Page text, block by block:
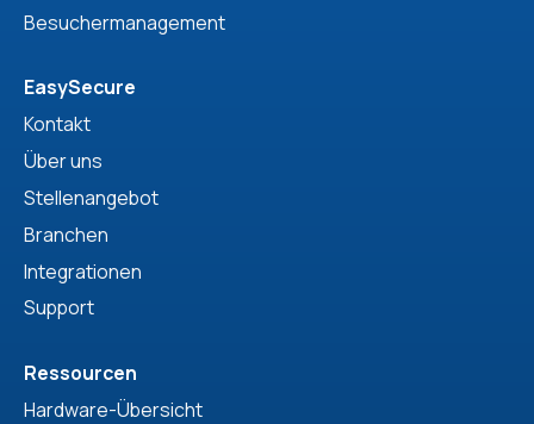
Besuchermanagement
EasySecure
Kontakt
Über uns
Stellenangebot
Branchen
Integrationen
Support
Ressourcen
Hardware-Übersicht